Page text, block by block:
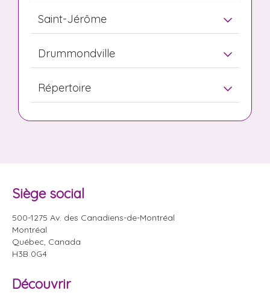
Saint-Jérôme
Drummondville
Répertoire
Siège social
500-1275 Av. des Canadiens-de-Montréal
Montréal
Québec, Canada
H3B 0G4
Découvrir